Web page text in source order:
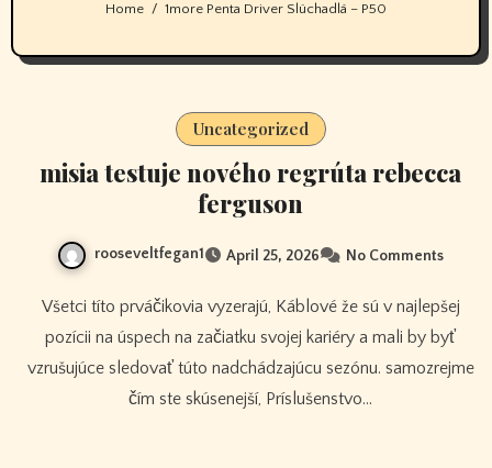
Home 1more Penta Driver Slúchadlá – P50
Uncategorized
misia testuje nového regrúta rebecca
ferguson
rooseveltfegan1 April 25, 2026 No Comments
Všetci títo prváčikovia vyzerajú, Káblové že sú v najlepšej
pozícii na úspech na začiatku svojej kariéry a mali by byť
vzrušujúce sledovať túto nadchádzajúcu sezónu. samozrejme
čím ste skúsenejší, Príslušenstvo…